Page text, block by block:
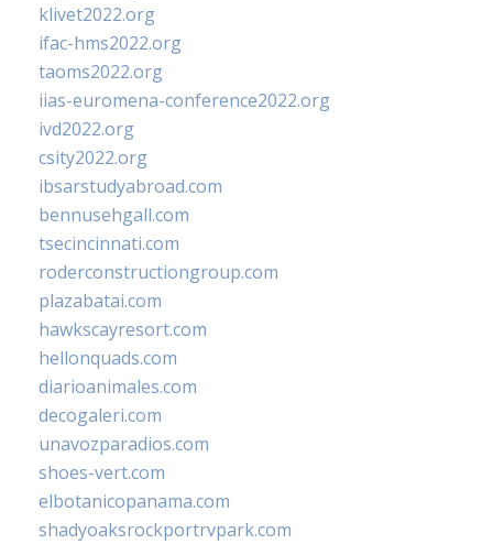
klivet2022.org
ifac-hms2022.org
taoms2022.org
iias-euromena-conference2022.org
ivd2022.org
csity2022.org
ibsarstudyabroad.com
bennusehgall.com
tsecincinnati.com
roderconstructiongroup.com
plazabatai.com
hawkscayresort.com
hellonquads.com
diarioanimales.com
decogaleri.com
unavozparadios.com
shoes-vert.com
elbotanicopanama.com
shadyoaksrockportrvpark.com